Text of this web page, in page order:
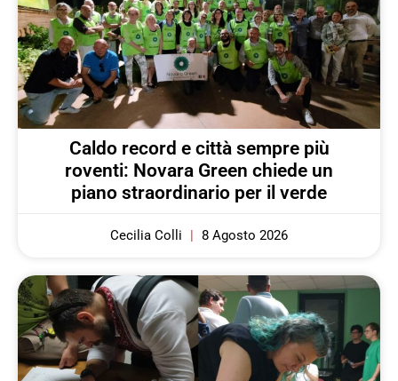
Caldo record e città sempre più
roventi: Novara Green chiede un
piano straordinario per il verde
Cecilia Colli 8 Agosto 2026